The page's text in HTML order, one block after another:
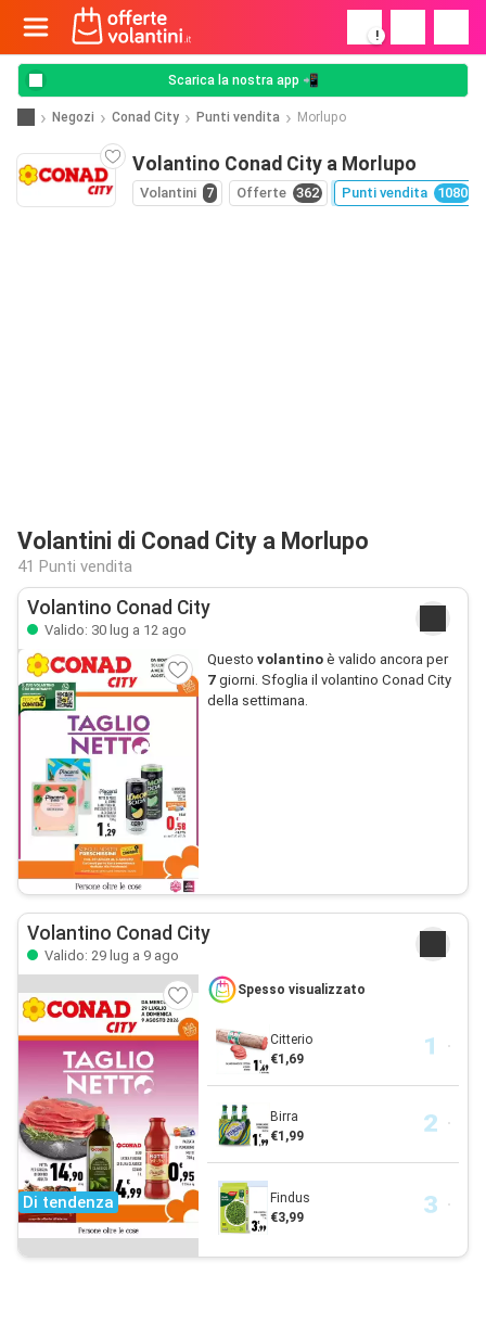
!
Scarica la nostra app 📲
Negozi Conad City Punti vendita Morlupo
Volantino Conad City a Morlupo
Volantini 7 Offerte 362 Punti vendita 1080
Volantini di Conad City a Morlupo
41 Punti vendita
Volantino Conad City
Valido: 30 lug a 12 ago
Questo volantinoè valido ancora per
7giorni. Sfoglia il volantino Conad City
della settimana.
Volantino Conad City
Valido: 29 lug a 9 ago
Di tendenza
Spesso visualizzato
Citterio
€1,69
Birra
€1,99
Findus
€3,99